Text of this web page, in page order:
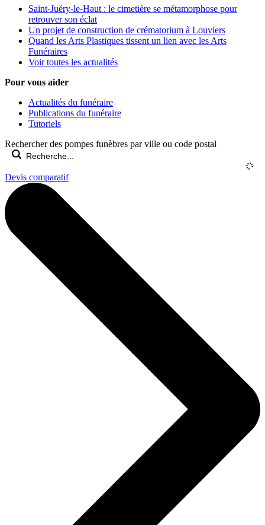
Saint-Juéry-le-Haut : le cimetière se métamorphose pour
retrouver son éclat
Un projet de construction de crématorium à Louviers
Quand les Arts Plastiques tissent un lien avec les Arts
Funéraires
Voir toutes les actualités
Pour vous aider
Actualités du funéraire
Publications du funéraire
Tutoriels
Rechercher des pompes funèbres par ville ou code postal
Devis comparatif